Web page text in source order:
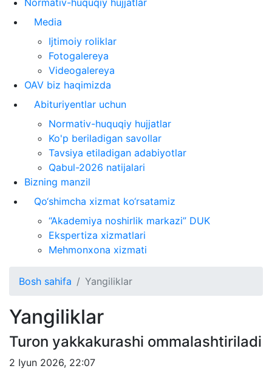
Normativ-huquqiy hujjatlar
Media
Ijtimoiy roliklar
Fotogalereya
Videogalereya
OAV biz haqimizda
Abituriyentlar uchun
Normativ-huquqiy hujjatlar
Ko'p beriladigan savollar
Tavsiya etiladigan adabiyotlar
Qabul-2026 natijalari
Bizning manzil
Qo‘shimcha xizmat ko‘rsatamiz
“Akademiya noshirlik markazi” DUK
Ekspertiza xizmatlari
Mehmonxona xizmati
Bosh sahifa Yangiliklar
Yangiliklar
Turon yakkakurashi ommalashtiriladi
2 Iyun 2026, 22:07